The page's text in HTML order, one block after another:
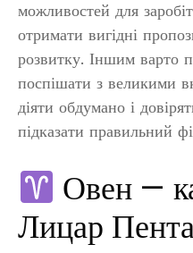
можливостей для
отримати вигідні
розвитку. Іншим варто
поспішати з великими
діяти обдумано і
підказати правильний
Овен —
Лицар